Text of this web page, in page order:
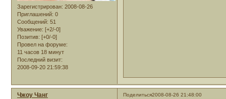
Зарегистрирован: 2008-08-26
Приглашений: 0
Сообщений: 51
Уважение: [+2/-0]
Позитив: [+0/-0]
Провел на форуме:
11 часов 18 минут
Последний визит:
2008-09-20 21:59:38
Поделиться2008-08-26 21:48:00
Чжоу Чанг